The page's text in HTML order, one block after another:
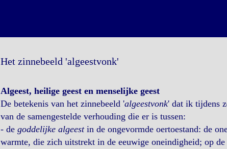
Het zinnebeeld 'algeestvonk'
Algeest, heilige geest en menselijke geest
De betekenis van het zinnebeeld 'algeestvonk' dat ik tijdens
van de samengestelde verhouding die er is tussen:
- de goddelijke algeestin de ongevormde oertoestand: de
warmte, die zich uitstrekt in de eeuwige oneindigheid; op